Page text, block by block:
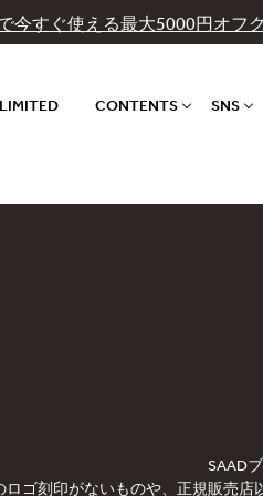
今すぐ使える最大5000円オフ
CONTENTS SNS
SAAD
ロゴ刻印がないものや、正規販売店